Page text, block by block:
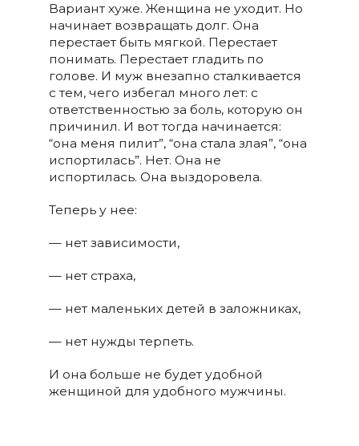
Вариант хуже. Женщина не уходит. Но
начинает возвращать долг. Она
перестает быть мягкой. Перестает
понимать. Перестает гладить по
голове. И муж внезапно сталкивается
с тем, чего избегал много лет: с
ответственностью за боль, которую он
причинил. И вот тогда начинается:
“она меня пилит”, “она стала злая”, “она
испортилась”. Нет. Она не
испортилась. Она выздоровела.
Теперь у нее:
— нет зависимости,
— нет страха,
— нет маленьких детей в заложниках,
— нет нужды терпеть.
И она больше не будет удобной
женщиной для удобного мужчины.